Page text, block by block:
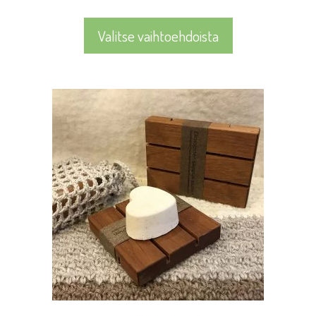
Valitse vaihtoehdoista
tuotteella
useampi
muunnelma.
tehdä
valinnat
tuotteen
sivulla.